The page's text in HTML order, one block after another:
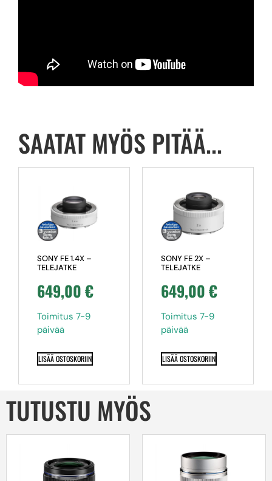
SAATAT MYÖS PITÄÄ...
SONY FE 1.4X –
TELEJATKE
649,00€
Toimitus 7-9
päivää
LISÄÄ OSTOSKORIIN
SONY FE 2X –
TELEJATKE
649,00€
Toimitus 7-9
päivää
LISÄÄ OSTOSKORIIN
TUTUSTU MYÖS